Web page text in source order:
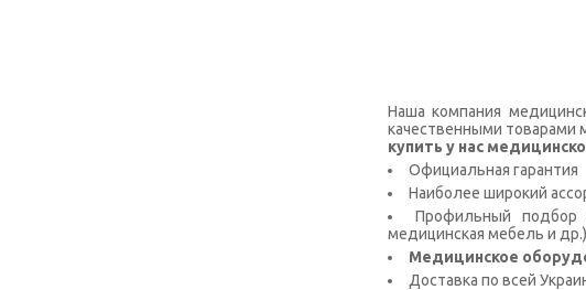
Наша компания
качественными товарами
купить у нас
Официальная гарантия
Наиболее широкий
Профильный подбор
медицинская мебель и др.)
Медицинское
Доставка по всей